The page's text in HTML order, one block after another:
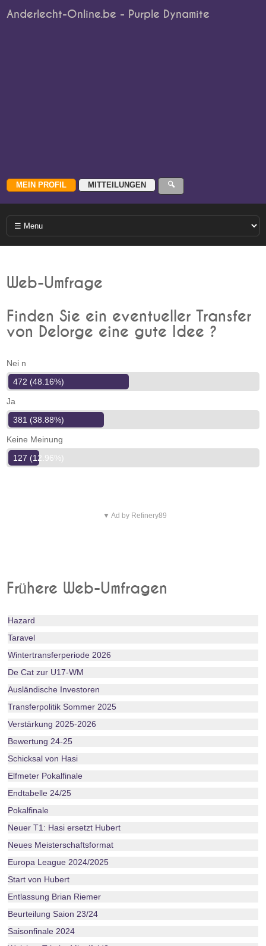
Anderlecht-Online.be - Purple Dynamite
Web-Umfrage
Finden Sie ein eventueller Transfer
von Delorge eine gute Idee ?
Nei n
472 (48.16%)
Ja
381 (38.88%)
Keine Meinung
127 (12.96%)
▼ Ad by Refinery89
Frühere Web-Umfragen
Hazard
Taravel
Wintertransferperiode 2026
De Cat zur U17-WM
Ausländische Investoren
Transferpolitik Sommer 2025
Verstärkung 2025-2026
Bewertung 24-25
Schicksal von Hasi
Elfmeter Pokalfinale
Endtabelle 24/25
Pokalfinale
Neuer T1: Hasi ersetzt Hubert
Neues Meisterschaftsformat
Europa League 2024/2025
Start von Hubert
Entlassung Brian Riemer
Beurteilung Saion 23/24
Saisonfinale 2024